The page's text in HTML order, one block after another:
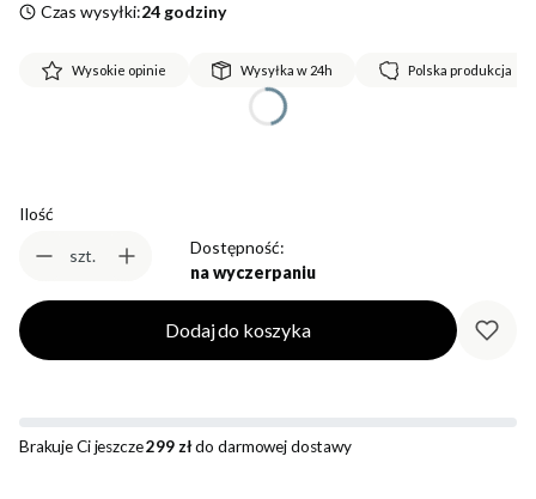
Czas wysyłki:24 godziny
Wysokie opinie Wysyłka w 24h Polska produkcja
Ilość
szt.
Dostępność:
na wyczerpaniu
Dodaj do koszyka
Brakuje Ci jeszcze299 złdo darmowej dostawy